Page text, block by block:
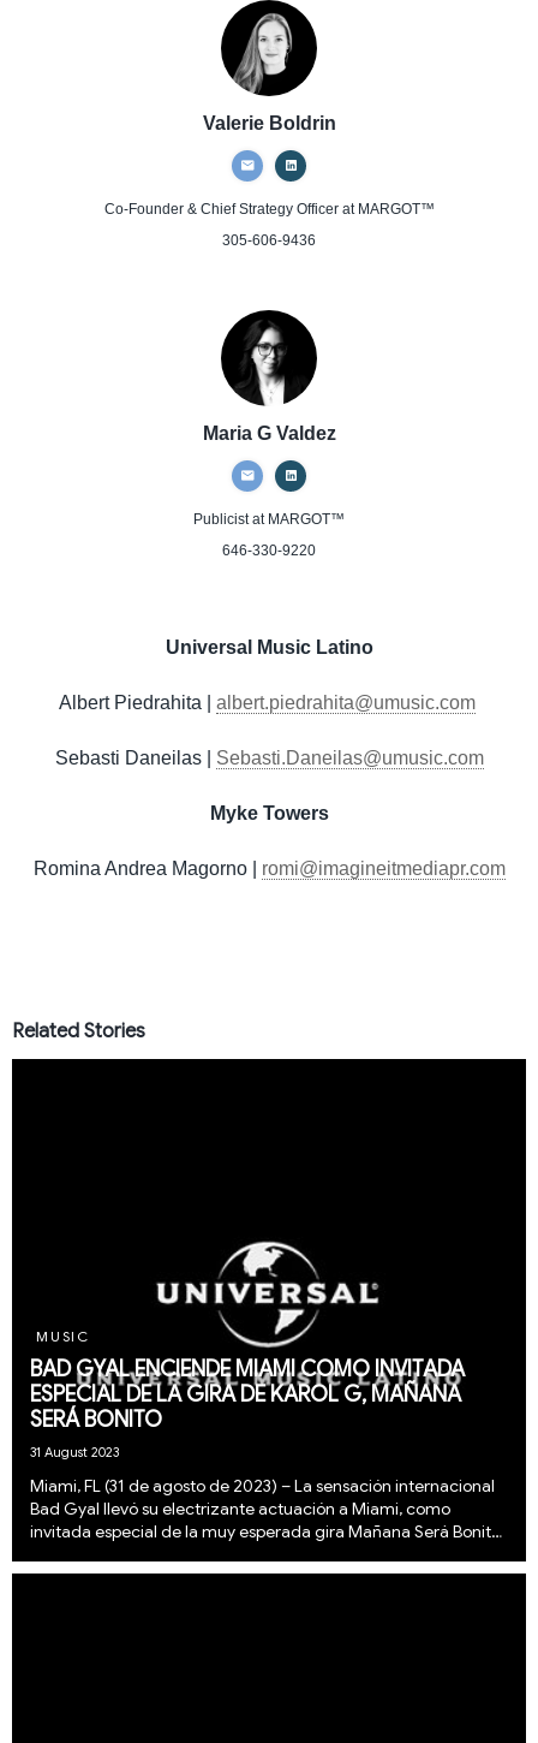
Valerie Boldrin
Co-Founder & Chief Strategy Officerat MARGOT™
305-606-9436
Maria G Valdez
Publicistat MARGOT™
646-330-9220
Universal Music Latino
Albert Piedrahita | albert.piedrahita@umusic.com
Sebasti Daneilas | Sebasti.Daneilas@umusic.com
Myke Towers
Romina Andrea Magorno | romi@imagineitmediapr.com
Related Stories
MUSIC
BAD GYAL ENCIENDE MIAMI COMO INVITADA
ESPECIAL DE LA GIRA DE KAROL G, MAÑANA
SERÁ BONITO
31 August 2023
Miami, FL (31 de agosto de 2023) – La sensación internacional
Bad Gyal llevó su electrizante actuación a Miami, como
invitada especial de la muy esperada gira Mañana Será Bonito
de agosto. Los conciertos, que e...